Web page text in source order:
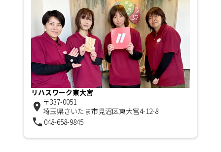
リハスワーク東大宮
room 〒337-0051
埼玉県さいたま市見沼区東大宮4-12-8
phone 048-658-9845